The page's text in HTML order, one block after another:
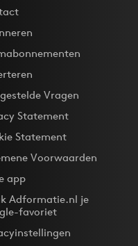
Vragen
Statement
Statement
Voorwaarden
app
Adformatie.nl je
favoriet